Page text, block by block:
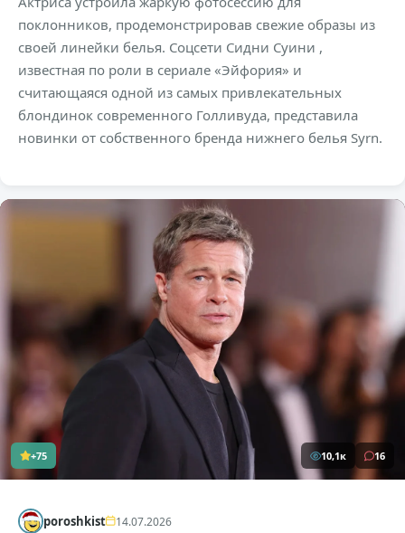
поклонников, продемонстрировав свежие образы из
своей линейки белья. Соцсети Сидни Суини ,
известная по роли в сериале «Эйфория» и
считающаяся одной из самых привлекательных
блондинок современного Голливуда, представила
новинки от собственного бренда нижнего белья Syrn.
+75 10,1к 16
poroshkist 14.07.2026